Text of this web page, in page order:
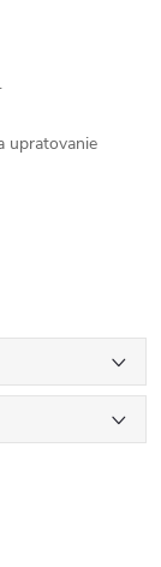
upratovanie